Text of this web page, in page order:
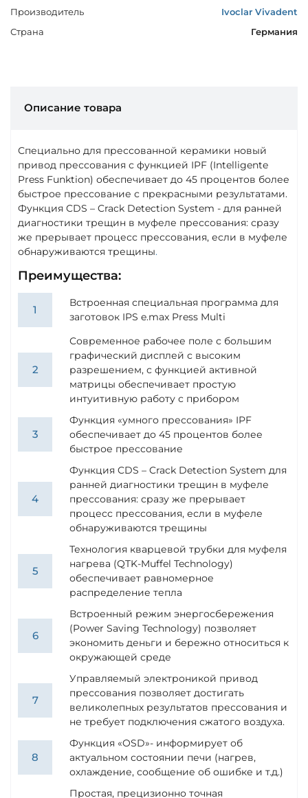
Производитель
Ivoclar Vivadent
Страна
Германия
Описание товара
Специально для прессованной керамики новый
привод прессования с функцией IPF (Intelligente
Press Funktion) обеспечивает до 45 процентов более
быстрое прессование с прекрасными результатами.
Функция CDS – Crack Detection System - для ранней
диагностики трещин в муфеле прессования: сразу
же прерывает процесс прессования, если в муфеле
обнаруживаются трещины.
Преимущества:
Встроенная специальная программа для
заготовок IPS e.max Press Multi
Современное рабочее поле с большим
графический дисплей с высоким
разрешением, с функцией активной
матрицы обеспечивает простую
интуитивную работу с прибором
Функция «умного прессования» IPF
обеспечивает до 45 процентов более
быстрое прессование
Функция CDS – Crack Detection System для
ранней диагностики трещин в муфеле
прессования: сразу же прерывает
процесс прессования, если в муфеле
обнаруживаются трещины
Технология кварцевой трубки для муфеля
нагрева (QTK-Muffel Technology)
обеспечивает равномерное
распределение тепла
Встроенный режим энергосбережения
(Power Saving Technology) позволяет
экономить деньги и бережно относиться к
окружающей среде
Управляемый электроникой привод
прессования позволяет достигать
великолепных результатов прессования и
не требует подключения сжатого воздуха.
Функция «OSD»- информирует об
актуальном состоянии печи (нагрев,
охлаждение, сообщение об ошибке и т.д.)
Простая, прецизионно точная